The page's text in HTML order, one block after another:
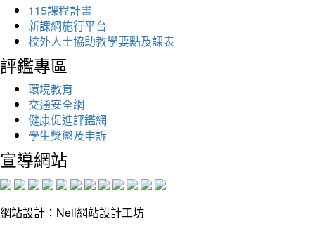
115課程計畫
新課綱施行平台
校外人士協助教學要點及課表
評鑑專區
環境教育
交通安全網
健康促進評鑑網
學生獎懲及申訴
宣導網站
網站設計：Neil網站設計工坊